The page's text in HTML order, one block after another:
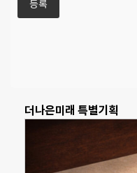
더나은미래 특별기획